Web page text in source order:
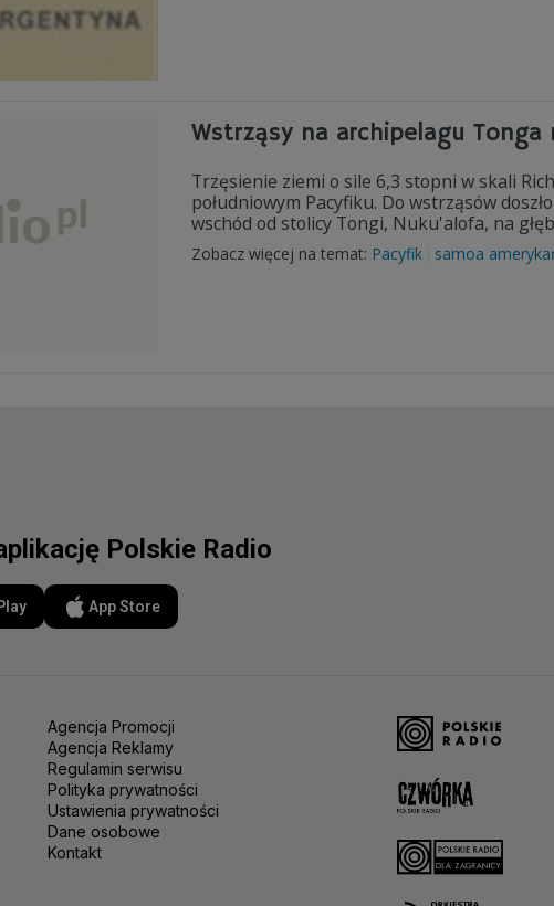
Wstrząsy na archipelagu Tonga
Trzęsienie ziemi o sile 6,3 stopni w skali
południowym Pacyfiku. Do wstrząsów
wschód od stolicy Tongi, Nuku'alofa, na
Zobacz więcej na temat: Pacyfik samoa
Polskie Radio
App Store
Agencja Promocji
Agencja Reklamy
Regulamin serwisu
Polityka prywatności
Ustawienia prywatności
Dane osobowe
Kontakt